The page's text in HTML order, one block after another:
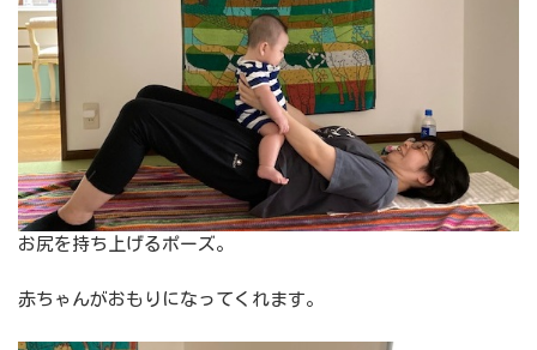
お尻を持ち上げるポーズ。
赤ちゃんがおもりになってくれます。